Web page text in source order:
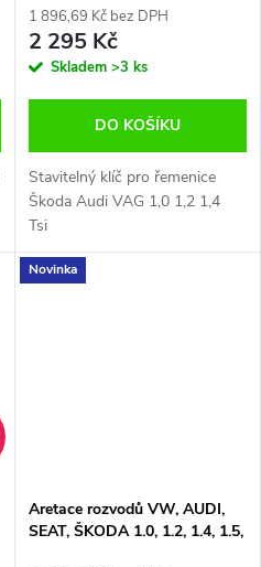
1 896,69 Kč bez DPH
2 295 Kč
Skladem >3 ks
DO KOŠÍKU
Stavitelný klíč pro řemenice
Škoda Audi VAG 1,0 1,2 1,4
Tsi
Novinka
Aretace rozvodů VW, AUDI,
SEAT, ŠKODA 1.0, 1.2, 1.4, 1.5,